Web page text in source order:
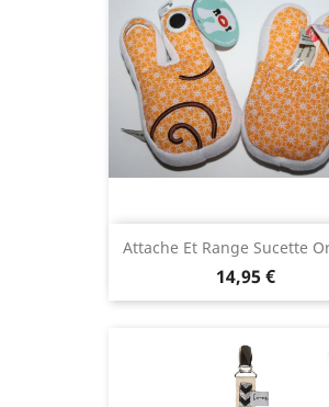
Attache Et Range Sucette
14,95 €